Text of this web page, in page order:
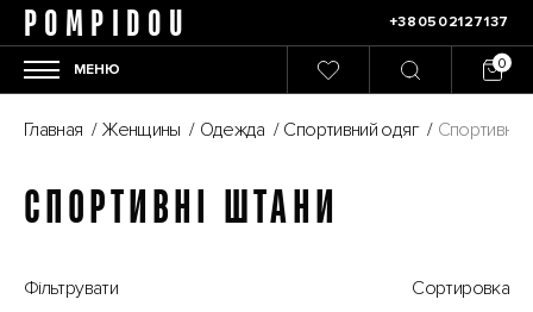
POMPIDOU +380502127137
МЕНЮ
Главная / Женщины / Одежда / Спортивний одяг / Спортивні
СПОРТИВНІ ШТАНИ
Фільтрувати Сортировка